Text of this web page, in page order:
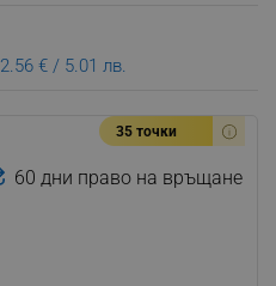
2.56 € / 5.01 лв.
35 точки
60 дни право на връщане